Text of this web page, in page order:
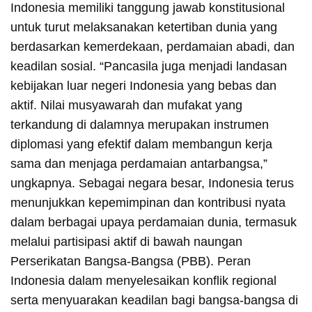
Indonesia memiliki tanggung jawab konstitusional
untuk turut melaksanakan ketertiban dunia yang
berdasarkan kemerdekaan, perdamaian abadi, dan
keadilan sosial. “Pancasila juga menjadi landasan
kebijakan luar negeri Indonesia yang bebas dan
aktif. Nilai musyawarah dan mufakat yang
terkandung di dalamnya merupakan instrumen
diplomasi yang efektif dalam membangun kerja
sama dan menjaga perdamaian antarbangsa,”
ungkapnya. Sebagai negara besar, Indonesia terus
menunjukkan kepemimpinan dan kontribusi nyata
dalam berbagai upaya perdamaian dunia, termasuk
melalui partisipasi aktif di bawah naungan
Perserikatan Bangsa-Bangsa (PBB). Peran
Indonesia dalam menyelesaikan konflik regional
serta menyuarakan keadilan bagi bangsa-bangsa di